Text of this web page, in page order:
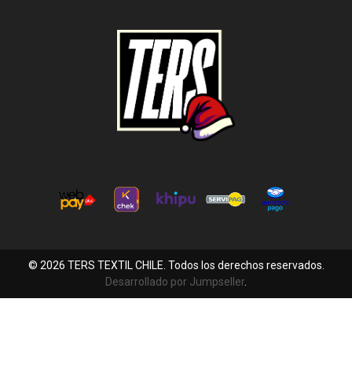
© 2026 TERS TEXTIL CHILE. Todos los derechos reservados.
Desarrollado por Jumpseller.